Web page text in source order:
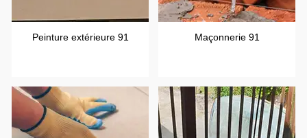
Peinture extérieure 91 Maçonnerie 91